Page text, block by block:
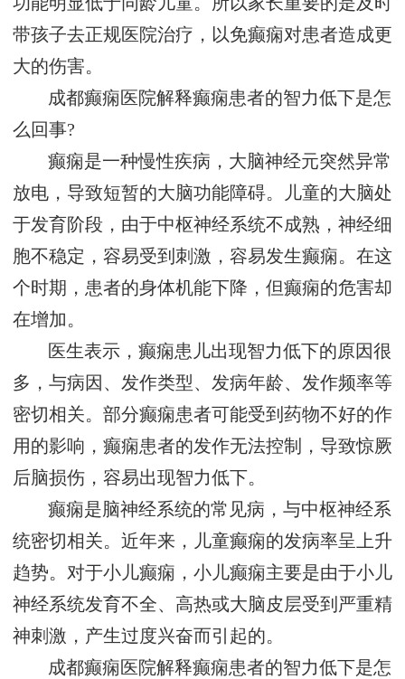
带孩子去正规医院治疗，以免癫痫对患者造成更
大的伤害。
成都癫痫医院解释癫痫患者的智力低下是怎
么回事?
癫痫是一种慢性疾病，大脑神经元突然异常
放电，导致短暂的大脑功能障碍。儿童的大脑处
于发育阶段，由于中枢神经系统不成熟，神经细
胞不稳定，容易受到刺激，容易发生癫痫。在这
个时期，患者的身体机能下降，但癫痫的危害却
在增加。
医生表示，癫痫患儿出现智力低下的原因很
多，与病因、发作类型、发病年龄、发作频率等
密切相关。部分癫痫患者可能受到药物不好的作
用的影响，癫痫患者的发作无法控制，导致惊厥
后脑损伤，容易出现智力低下。
癫痫是脑神经系统的常见病，与中枢神经系
统密切相关。近年来，儿童癫痫的发病率呈上升
趋势。对于小儿癫痫，小儿癫痫主要是由于小儿
神经系统发育不全、高热或大脑皮层受到严重精
神刺激，产生过度兴奋而引起的。
成都癫痫医院解释癫痫患者的智力低下是怎